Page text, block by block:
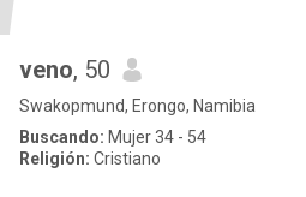
veno, 50
Swakopmund, Erongo, Namibia
Buscando: Mujer 34 - 54
Religión: Cristiano